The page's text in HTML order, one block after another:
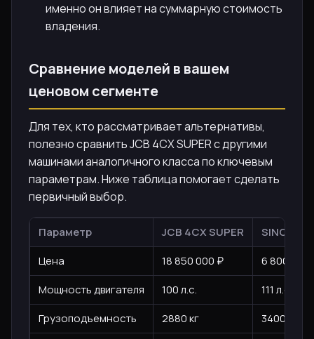
именно он влияет на суммарную стоимость
владения.
Сравнение моделей в вашем
ценовом сегменте
Для тех, кто рассматривает альтернативы,
полезно сравнить JCB 4CX SUPER с другими
машинами аналогичного класса по ключевым
параметрам. Ниже таблица помогает сделать
первичный выбор.
Параметр JCB 4CX SUPER
Цена
18 850 000 ₽
6 800 000
Мощность двигателя
100 л.с.
111 л.с.
Грузоподъемность
2880 кг
3400 кг